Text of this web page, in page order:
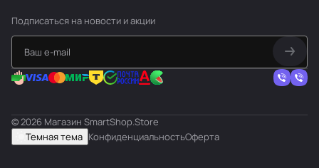
Подписаться на новости и акции
© 2026 Магазин SmartShop.Store
Темная тема КонфиденциальностьОферта